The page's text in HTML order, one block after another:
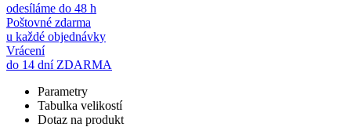
odesíláme do 48 h
Poštovné zdarma
u každé objednávky
Vrácení
do 14 dní ZDARMA
Parametry
Tabulka velikostí
Dotaz na produkt